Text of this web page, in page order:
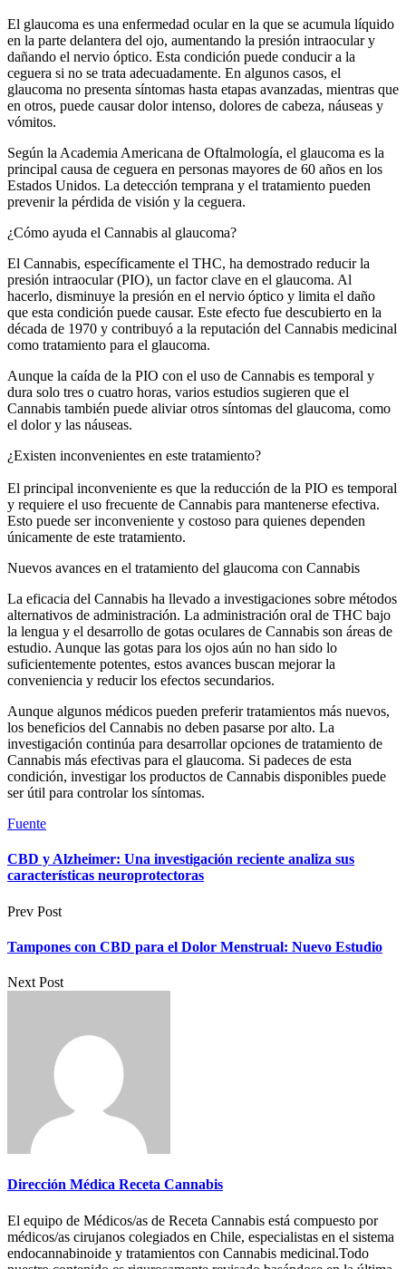
El glaucoma es una enfermedad ocular en la que se acumula líquido
en la parte delantera del ojo, aumentando la presión intraocular y
dañando el nervio óptico. Esta condición puede conducir a la
ceguera si no se trata adecuadamente. En algunos casos, el
glaucoma no presenta síntomas hasta etapas avanzadas, mientras que
en otros, puede causar dolor intenso, dolores de cabeza, náuseas y
vómitos.
Según la Academia Americana de Oftalmología, el glaucoma es la
principal causa de ceguera en personas mayores de 60 años en los
Estados Unidos. La detección temprana y el tratamiento pueden
prevenir la pérdida de visión y la ceguera.
¿Cómo ayuda el Cannabis al glaucoma?
El Cannabis, específicamente el THC, ha demostrado reducir la
presión intraocular (PIO), un factor clave en el glaucoma. Al
hacerlo, disminuye la presión en el nervio óptico y limita el daño
que esta condición puede causar. Este efecto fue descubierto en la
década de 1970 y contribuyó a la reputación del Cannabis medicinal
como tratamiento para el glaucoma.
Aunque la caída de la PIO con el uso de Cannabis es temporal y
dura solo tres o cuatro horas, varios estudios sugieren que el
Cannabis también puede aliviar otros síntomas del glaucoma, como
el dolor y las náuseas.
¿Existen inconvenientes en este tratamiento?
El principal inconveniente es que la reducción de la PIO es temporal
y requiere el uso frecuente de Cannabis para mantenerse efectiva.
Esto puede ser inconveniente y costoso para quienes dependen
únicamente de este tratamiento.
Nuevos avances en el tratamiento del glaucoma con Cannabis
La eficacia del Cannabis ha llevado a investigaciones sobre métodos
alternativos de administración. La administración oral de THC bajo
la lengua y el desarrollo de gotas oculares de Cannabis son áreas de
estudio. Aunque las gotas para los ojos aún no han sido lo
suficientemente potentes, estos avances buscan mejorar la
conveniencia y reducir los efectos secundarios.
Aunque algunos médicos pueden preferir tratamientos más nuevos,
los beneficios del Cannabis no deben pasarse por alto. La
investigación continúa para desarrollar opciones de tratamiento de
Cannabis más efectivas para el glaucoma. Si padeces de esta
condición, investigar los productos de Cannabis disponibles puede
ser útil para controlar los síntomas.
Fuente
CBD y Alzheimer: Una investigación reciente analiza sus
características neuroprotectoras
Prev Post
Tampones con CBD para el Dolor Menstrual: Nuevo Estudio
Next Post
Dirección Médica Receta Cannabis
El equipo de Médicos/as de Receta Cannabis está compuesto por
médicos/as cirujanos colegiados en Chile, especialistas en el sistema
endocannabinoide y tratamientos con Cannabis medicinal.Todo